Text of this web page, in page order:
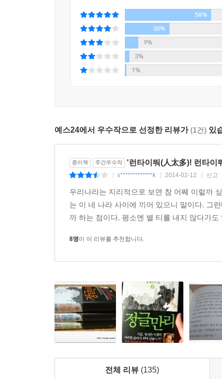
과 동시에 포털 사이트 네이버에 약 3개월 동안
호흡했다. 작가 특유의 생생한 묘사, 박진감 넘치
댓글을 기록했다.
작품 속 등장인물처럼 중국에 체류 중인 상사
21세기 한반도와 세계 경제 흐름 속에서 인간의
마련해 줄 것이다.
작가의 말
지금 중국의 인구는 14억에 이르렀고, 중국은
40년이나 앞당겼기 때문이다. 그러나 그건 흔히
그렇듯이.
이제 머지않아 중국이 G1이 되리라는 것을 부
중국인들이 오늘을 이루어내는 동안 겪은 삶의 애
58%
30%
9%
3%
1%
예스24에서 우수작으로 선정한 리뷰가 (1건) 있
종이책 주간우수작 '런타이뚸(人太多)! 런타이
s*************k 2014-02-12 신고
우리나라는 지리적으로 보면 참 어째 이럴까
는 이 네 나라 사이에 끼어 있으니 말이다. 그
까 하는 점이다. 평소엔 별 티를 내지 않다가
8명이 이 리뷰를 추천합니다.
전체 리뷰 (135)